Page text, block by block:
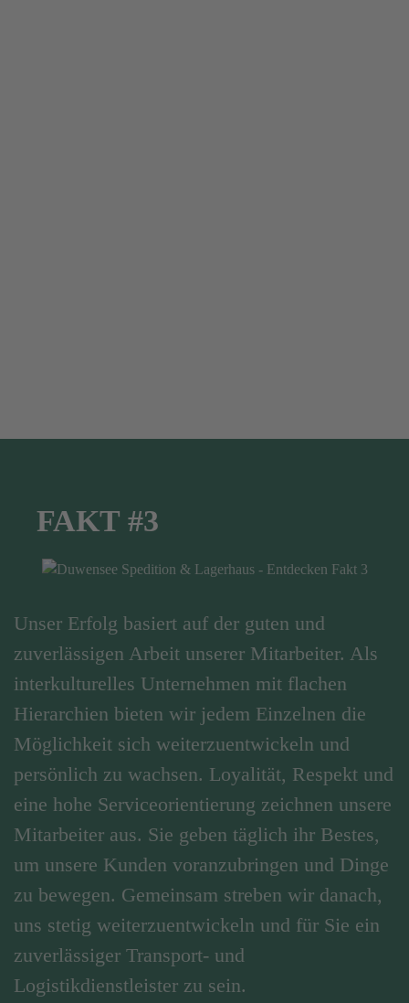
FAKT #3
Unser Erfolg basiert auf der guten und
zuverlässigen Arbeit unserer Mitarbeiter. Als
interkulturelles Unternehmen mit flachen
Hierarchien bieten wir jedem Einzelnen die
Möglichkeit sich weiterzuentwickeln und
persönlich zu wachsen. Loyalität, Respekt und
eine hohe Serviceorientierung zeichnen unsere
Mitarbeiter aus. Sie geben täglich ihr Bestes,
um unsere Kunden voranzubringen und Dinge
zu bewegen. Gemeinsam streben wir danach,
uns stetig weiterzuentwickeln und für Sie ein
zuverlässiger Transport- und
Logistikdienstleister zu sein.